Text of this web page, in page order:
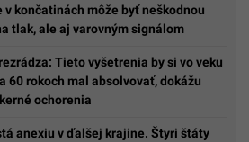
v končatinách môže byť neškodnou
tlak, ale aj varovným signálom
Tieto vyšetrenia by si vo veku
60 rokoch mal absolvovať, dokážu
ochorenia
anexiu v ďalšej krajine. Štyri štáty